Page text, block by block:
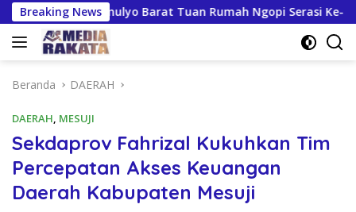
Langsung
ke
konten
Breaking NewsBarat Tuan Rumah Ngopi Serasi Ke-29
Beranda DAERAH
DAERAH, MESUJI
Sekdaprov Fahrizal Kukuhkan Tim
Percepatan Akses Keuangan
Daerah Kabupaten Mesuji